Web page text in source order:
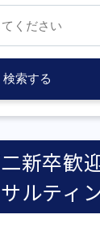
新卒歓
ルティ